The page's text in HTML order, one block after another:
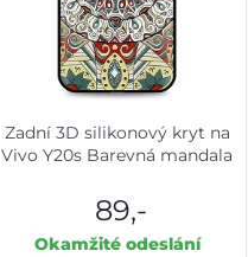
Zadní 3D silikonový kryt na
Vivo Y20s Barevná mandala
89,-
Okamžité odeslání